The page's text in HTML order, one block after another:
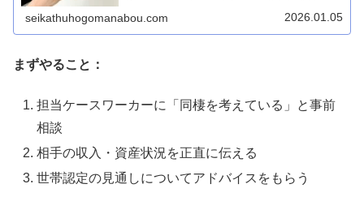
seikathuhogomanabou.com 2026.01.05
まずやること：
担当ケースワーカーに「同棲を考えている」と事前
相談
相手の収入・資産状況を正直に伝える
世帯認定の見通しについてアドバイスをもらう